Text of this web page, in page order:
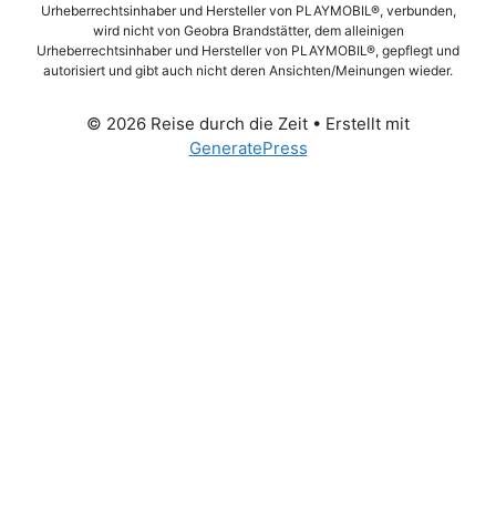
Urheberrechtsinhaber und Hersteller von PLAYMOBIL®, verbunden,
wird nicht von Geobra Brandstätter, dem alleinigen
Urheberrechtsinhaber und Hersteller von PLAYMOBIL®, gepflegt und
autorisiert und gibt auch nicht deren Ansichten/Meinungen wieder.
© 2026 Reise durch die Zeit • Erstellt mit
GeneratePress